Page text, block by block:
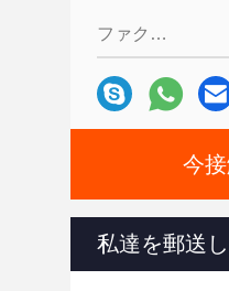
ファクシミリ:
今
私達を郵送